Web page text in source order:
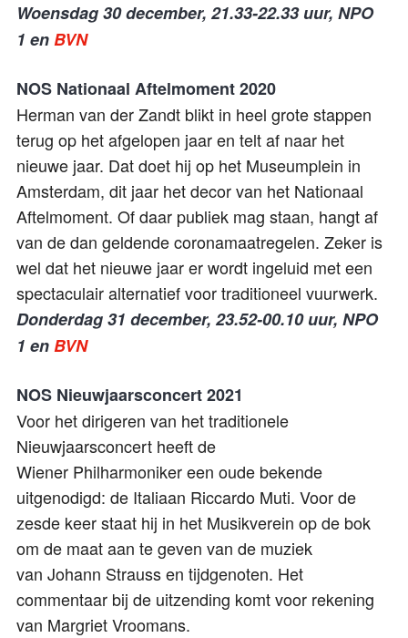
Woensdag 30 december, 21.33-22.33 uur, NPO
1 enBVN
NOS Nationaal Aftelmoment 2020
Herman van der Zandt blikt in heel grote stappen
terug op het afgelopen jaar en telt af naar het
nieuwe jaar. Dat doet hij op het Museumplein in
Amsterdam, dit jaar het decor van het Nationaal
Aftelmoment. Of daar publiek mag staan, hangt af
van de dan geldende coronamaatregelen. Zeker is
wel dat het nieuwe jaar er wordt ingeluid met een
spectaculair alternatief voor traditioneel vuurwerk.
Donderdag 31 december, 23.52-00.10 uur, NPO
1 enBVN
NOS Nieuwjaarsconcert 2021
Voor het dirigeren van het traditionele
Nieuwjaarsconcert heeft de
Wiener Philharmonikereen oude bekende
uitgenodigd: de Italiaan Riccardo Muti. Voorde
zesde keerstaat hij in het Musikverein op de bok
om de maat aan te geven van de muziek
van Johann Strauss en tijdgenoten. Het
commentaar bij de uitzending komt voor rekening
van Margriet Vroomans.